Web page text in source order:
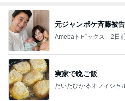
元ジャンポケ斉藤被
Amebaトピックス 2日
実家で晩ご飯
だいたひかるオフィシャ